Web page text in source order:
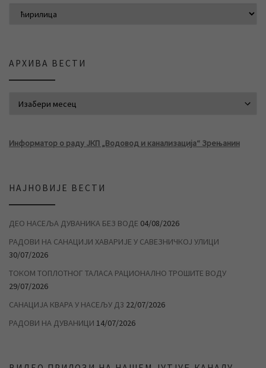
АРХИВА ВЕСТИ
Информатор о раду ЈКП „Водовод и канализација“ Зрењанин
НАЈНОВИЈЕ ВЕСТИ
ДЕО НАСЕЉА ДУВАНИКА БЕЗ ВОДЕ 04/08/2026
РАДОВИ НА САНАЦИЈИ ХАВАРИЈЕ У САВЕЗНИЧКОЈ УЛИЦИ
30/07/2026
ТОКОМ ТОПЛОТНОГ ТАЛАСА РАЦИОНАЛНО ТРОШИТЕ ВОДУ
29/07/2026
САНАЦИЈА КВАРА У НАСЕЉУ Д3 22/07/2026
РАДОВИ НА ДУВАНИЦИ 14/07/2026